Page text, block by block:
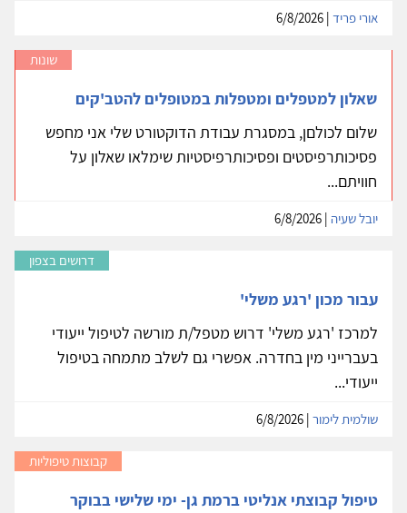
אורי פריד
שונות
שאלון למטפלים ומטפלות במטופלים להטב'קים
שלום לכולםן, במסגרת עבודת הדוקטורט שלי אני מחפש
פסיכותרפיסטים ופסיכותרפיסטיות שימלאו שאלון על
חוויתם...
יובל שעיה
דרושים בצפון
עבור מכון 'רגע משלי'
למרכז 'רגע משלי' דרוש מטפל/ת מורשה לטיפול ייעודי
בעברייני מין בחדרה. אפשרי גם לשלב מתמחה בטיפול
ייעודי...
שולמית לימור
קבוצות טיפוליות
טיפול קבוצתי אנליטי ברמת גן- ימי שלישי בבוקר